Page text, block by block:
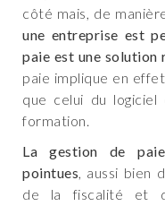
côté mais, de
une entreprise est
paie est une solution
paie implique en
que celui du logiciel
formation.
La gestion de paie
pointues, aussi bien
de la fiscalité et